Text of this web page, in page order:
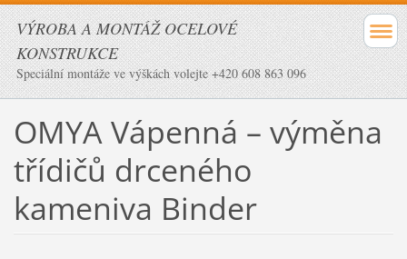
VÝROBA A MONTÁŽ OCELOVÉ
KONSTRUKCE
Speciální montáže ve výškách volejte +420 608 863 096
OMYA Vápenná – výměna
třídičů drceného
kameniva Binder